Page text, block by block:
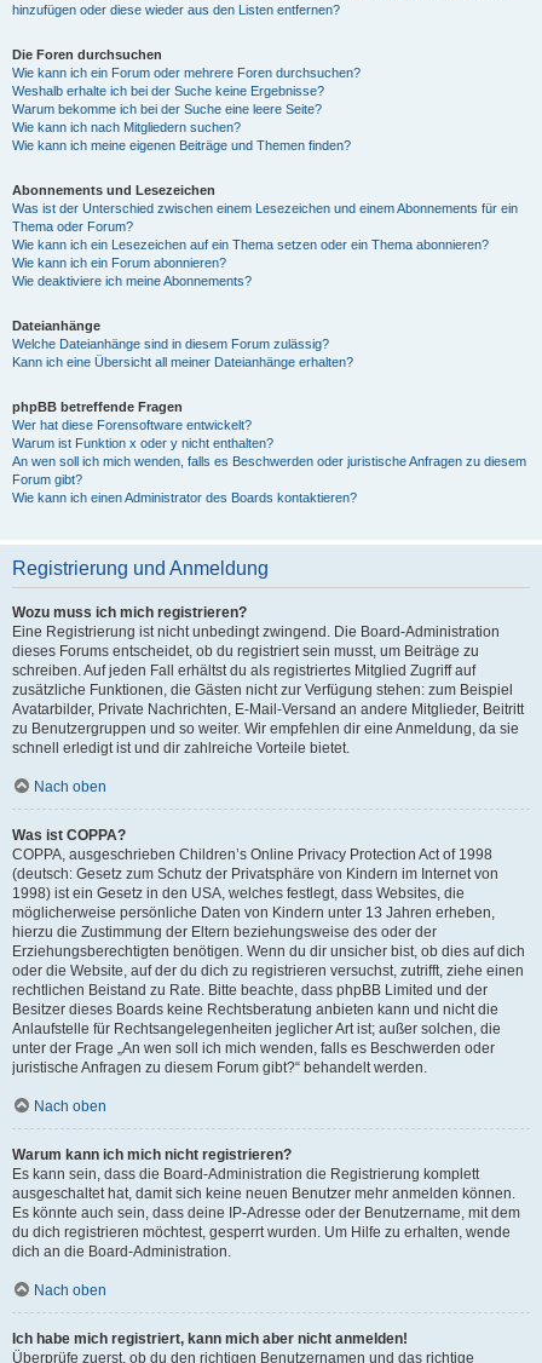
hinzufügen oder diese wieder aus den Listen entfernen?
Die Foren durchsuchen
Wie kann ich ein Forum oder mehrere Foren durchsuchen?
Weshalb erhalte ich bei der Suche keine Ergebnisse?
Warum bekomme ich bei der Suche eine leere Seite?
Wie kann ich nach Mitgliedern suchen?
Wie kann ich meine eigenen Beiträge und Themen finden?
Abonnements und Lesezeichen
Was ist der Unterschied zwischen einem Lesezeichen und einem Abonnements für ein
Thema oder Forum?
Wie kann ich ein Lesezeichen auf ein Thema setzen oder ein Thema abonnieren?
Wie kann ich ein Forum abonnieren?
Wie deaktiviere ich meine Abonnements?
Dateianhänge
Welche Dateianhänge sind in diesem Forum zulässig?
Kann ich eine Übersicht all meiner Dateianhänge erhalten?
phpBB betreffende Fragen
Wer hat diese Forensoftware entwickelt?
Warum ist Funktion x oder y nicht enthalten?
An wen soll ich mich wenden, falls es Beschwerden oder juristische Anfragen zu diesem
Forum gibt?
Wie kann ich einen Administrator des Boards kontaktieren?
Registrierung und Anmeldung
Wozu muss ich mich registrieren?
Eine Registrierung ist nicht unbedingt zwingend. Die Board-Administration
dieses Forums entscheidet, ob du registriert sein musst, um Beiträge zu
schreiben. Auf jeden Fall erhältst du als registriertes Mitglied Zugriff auf
zusätzliche Funktionen, die Gästen nicht zur Verfügung stehen: zum Beispiel
Avatarbilder, Private Nachrichten, E-Mail-Versand an andere Mitglieder, Beitritt
zu Benutzergruppen und so weiter. Wir empfehlen dir eine Anmeldung, da sie
schnell erledigt ist und dir zahlreiche Vorteile bietet.
Nach oben
Was ist COPPA?
COPPA, ausgeschrieben Children’s Online Privacy Protection Act of 1998
(deutsch: Gesetz zum Schutz der Privatsphäre von Kindern im Internet von
1998) ist ein Gesetz in den USA, welches festlegt, dass Websites, die
möglicherweise persönliche Daten von Kindern unter 13 Jahren erheben,
hierzu die Zustimmung der Eltern beziehungsweise des oder der
Erziehungsberechtigten benötigen. Wenn du dir unsicher bist, ob dies auf dich
oder die Website, auf der du dich zu registrieren versuchst, zutrifft, ziehe einen
rechtlichen Beistand zu Rate. Bitte beachte, dass phpBB Limited und der
Besitzer dieses Boards keine Rechtsberatung anbieten kann und nicht die
Anlaufstelle für Rechtsangelegenheiten jeglicher Art ist; außer solchen, die
unter der Frage „An wen soll ich mich wenden, falls es Beschwerden oder
juristische Anfragen zu diesem Forum gibt?“ behandelt werden.
Nach oben
Warum kann ich mich nicht registrieren?
Es kann sein, dass die Board-Administration die Registrierung komplett
ausgeschaltet hat, damit sich keine neuen Benutzer mehr anmelden können.
Es könnte auch sein, dass deine IP-Adresse oder der Benutzername, mit dem
du dich registrieren möchtest, gesperrt wurden. Um Hilfe zu erhalten, wende
dich an die Board-Administration.
Nach oben
Ich habe mich registriert, kann mich aber nicht anmelden!
Überprüfe zuerst, ob du den richtigen Benutzernamen und das richtige